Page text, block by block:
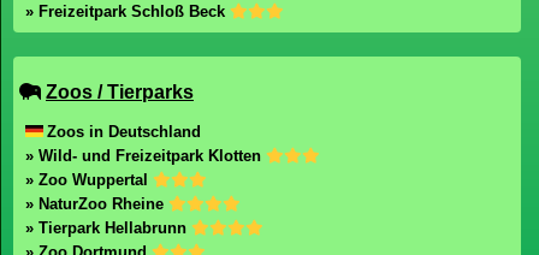
» Freizeitpark Schloß Beck
Zoos / Tierparks
Zoos in Deutschland
» Wild- und Freizeitpark Klotten
» Zoo Wuppertal
» NaturZoo Rheine
» Tierpark Hellabrunn